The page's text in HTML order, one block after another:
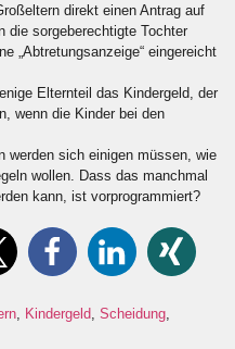
direkt einen Antrag auf
die sorgeberechtigte Tochter
„Abtretungsanzeige“ eingereicht
Elternteil das Kindergeld, der
wenn die Kinder bei den
werden sich einigen müssen, wie
wollen. Dass das manchmal
kann, ist vorprogrammiert?
, Kindergeld, Scheidung,